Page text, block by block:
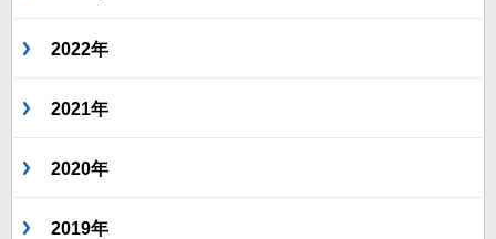
2022年
2021年
2020年
2019年